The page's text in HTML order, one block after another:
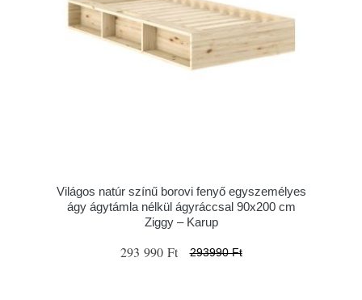
Világos natúr színű borovi fenyő egyszemélyes
ágy ágytámla nélkül ágyráccsal 90x200 cm
Ziggy – Karup
293 990 Ft 293990 Ft